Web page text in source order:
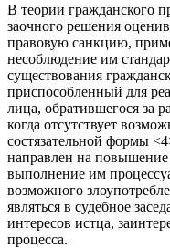
В теории гражданского
заочного решения
правовую санкцию,
несоблюдение им
существования
приспособленный для
лица, обратившегося за
когда отсутствует
состязательной формы
направлен на повышение
выполнение им
возможного
являться в судебное
интересов истца,
процесса.